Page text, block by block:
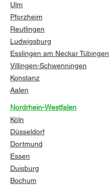
Ulm
Pforzheim
Reutlingen
Ludwigsburg
Esslingen am NeckarTübingen
Villingen-Schwenningen
Konstanz
Aalen
Nordrhein-Westfalen
Köln
Düsseldorf
Dortmund
Essen
Duisburg
Bochum